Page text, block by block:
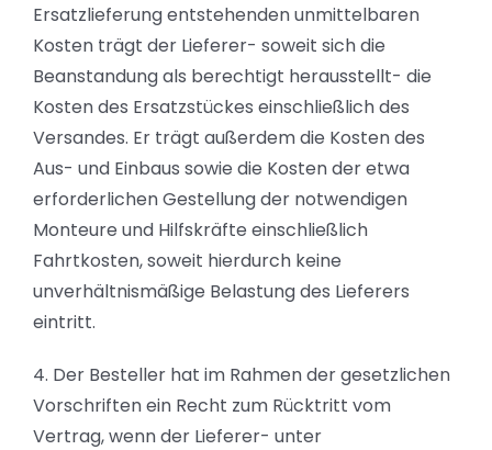
Ersatzlieferung entstehenden unmittelbaren
Kosten trägt der Lieferer- soweit sich die
Beanstandung als berechtigt herausstellt- die
Kosten des Ersatzstückes einschließlich des
Versandes. Er trägt außerdem die Kosten des
Aus- und Einbaus sowie die Kosten der etwa
erforderlichen Gestellung der notwendigen
Monteure und Hilfskräfte einschließlich
Fahrtkosten, soweit hierdurch keine
unverhältnismäßige Belastung des Lieferers
eintritt.
4. Der Besteller hat im Rahmen der gesetzlichen
Vorschriften ein Recht zum Rücktritt vom
Vertrag, wenn der Lieferer- unter